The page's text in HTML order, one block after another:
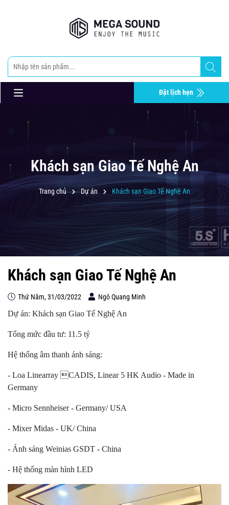
Đặt lịch hẹn
Khách sạn Giao Tế Nghệ An
Trang chủ Dự án Khách sạn Giao Tế Nghệ An
Khách sạn Giao Tế Nghệ An
Thứ Năm, 31/03/2022 Ngô Quang Minh
Dự án: Khách sạn Giao Tế Nghệ An
Tổng mức đầu tư: 11.5 tỷ
Hệ thống âm thanh ánh sáng:
- Loa Linearray CADIS, Linear 5 HK Audio - Made in
Germany
- Micro Sennheiser - Germany/ USA
- Mixer Midas - UK/ China
- Ánh sáng Weinias GSDT - China
- Hệ thống màn hình LED